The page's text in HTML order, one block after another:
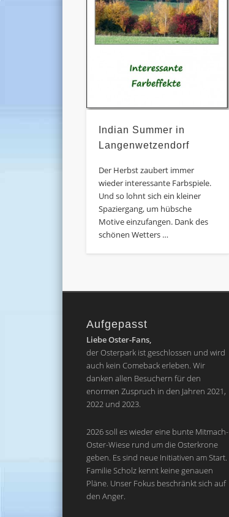
Indian Summer in
Langenwetzendorf
Der Herbst zaubert immer
wieder interessante Farbspiele.
Und so lohnt sich ein kleiner
Spaziergang, um hübsche
Motive einzufangen. Dank des
schönen Wetters …
Aufgepasst
Liebe Oster-Fans,
der Osterpark ist geschlossen und wird
auch kein Comeback erleben. Wir
danken allen Besuchern für den
enormen Zuspruch in den Jahren 2021,
2022 und 2023.
2026 soll es wieder eine bunte Mitmach-
Oster-Wiese rund um die Osterkrone
geben. Es sind neue Initiativen am Start.
Familie Scholz kennt keine genauen
Pläne. Unser Fokus beschränkt sich auf
den Anger.